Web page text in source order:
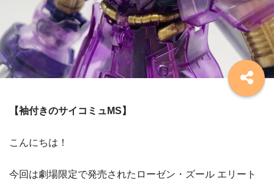
【袖付きのサイコミュMS】
こんにちは！
今回は劇場限定で発売されたローゼン・ズール エリート